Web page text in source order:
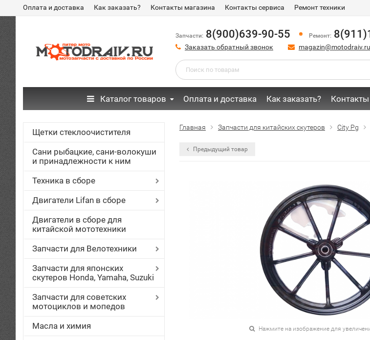
Оплата и доставка Как заказать? Контакты магазина Контакты сервиса Ремонт техники
Запчасти: 8(900)639-90-55 Ремонт:
Заказать обратный звонок magazin@motodraiv.ru
Каталог товаров Оплата и доставка Как заказать?
Щетки стеклоочистителя
Сани рыбацкие, сани-волокуши
и принадлежности к ним
Техника в сборе
Двигатели Lifan в сборе
Двигатели в сборе для
китайской мототехники
Запчасти для Велотехники
Запчасти для японских
скутеров Honda, Yamaha, Suzuki
Запчасти для советских
мотоциклов и мопедов
Масла и химия
Главная Запчасти для китайских скутеров City Pg
Предыдущий товар
Нажмите на изображение для